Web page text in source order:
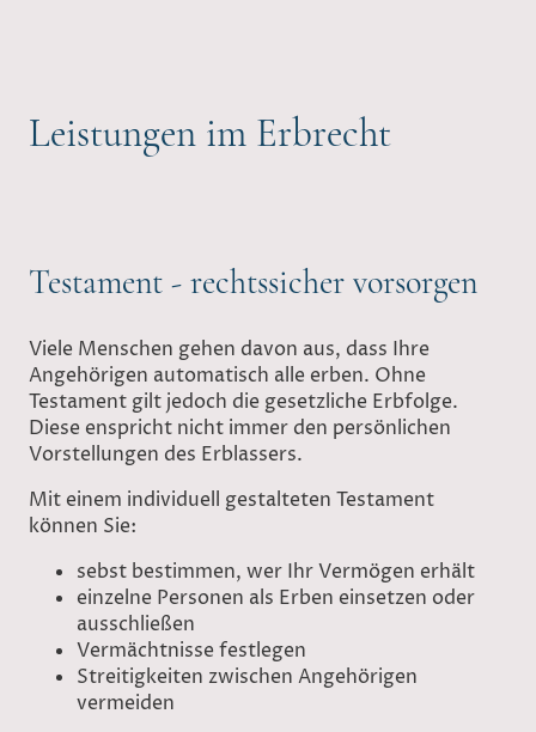
Leistungen im Erbrecht
Testament - rechtssicher vorsorgen
Viele Menschen gehen davon aus, dass Ihre
Angehörigen automatisch alle erben. Ohne
Testament gilt jedoch die gesetzliche Erbfolge.
Diese enspricht nicht immer den persönlichen
Vorstellungen des Erblassers.
Mit einem individuell gestalteten Testament
können Sie:
sebst bestimmen, wer Ihr Vermögen erhält
einzelne Personen als Erben einsetzen oder
ausschließen
Vermächtnisse festlegen
Streitigkeiten zwischen Angehörigen
vermeiden